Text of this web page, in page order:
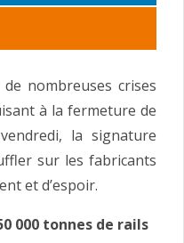
nombreuses crises
à la fermeture de
la signature
sur les fabricants
et d’espoir.
000 tonnes de rails